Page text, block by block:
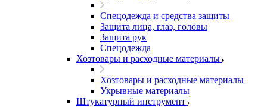
Спецодежда и средства защиты
Защита лица, глаз, головы
Защита рук
Спецодежда
Хозтовары и расходные материалы
Хозтовары и расходные материалы
Укрывные материалы
Штукатурный инструмент